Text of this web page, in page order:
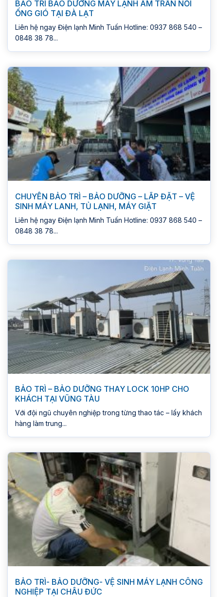
BẢO TRÌ BẢO DƯỠNG MÁY LẠNH ÂM TRẦN NỐI
ỐNG GIÓ TẠI ĐÀ LẠT
Liên hệ ngay Điện lạnh Minh Tuấn Hotline: 0937 868 540 –
0848 38 78...
CHUYÊN BẢO TRÌ – BẢO DƯỠNG – LẮP ĐẶT – VỆ
SINH MÁY LANH, TỦ LẠNH, MÁY GIẶT
Liên hệ ngay Điện lạnh Minh Tuấn Hotline: 0937 868 540 –
0848 38 78...
BẢO TRÌ – BẢO DƯỠNG THAY LOCK 10HP CHO
KHÁCH TẠI VŨNG TÀU
Với đội ngũ chuyên nghiệp trong từng thao tác – lấy khách
hàng làm trung...
BẢO TRÌ- BẢO DƯỠNG- VỆ SINH MÁY LẠNH CÔNG
NGHIỆP TẠI CHÂU ĐỨC